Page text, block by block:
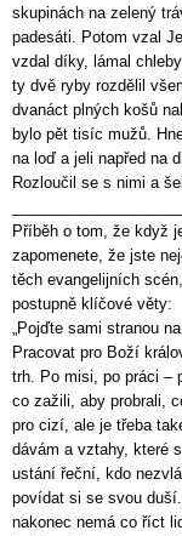
skupinách na zelený
padesáti. Potom vzal
vzdal díky, lámal
ty dvě ryby rozdělil
dvanáct plných košů
bylo pět tisíc mužů.
na loď a jeli napřed na
Rozloučil se s nimi a
Příběh o tom, že když
zapomenete, že jste
těch evangelijních
postupně klíčové věty:
„Pojďte sami stranou
Pracovat pro Boží
trh. Po misi, po práci –
co zažili, aby probrali,
pro cizí, ale je třeba
dávám a vztahy, které
ustání řeční, kdo
povídat si se svou
nakonec nemá co říct